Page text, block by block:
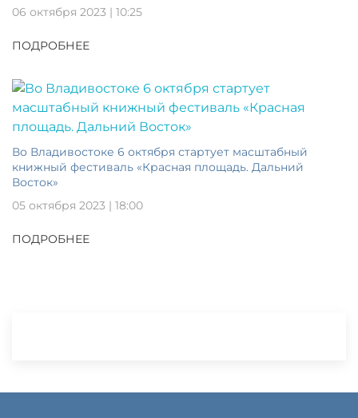
06 октября 2023 | 10:25
ПОДРОБНЕЕ
Во Владивостоке 6 октября стартует масштабный
книжный фестиваль «Красная площадь. Дальний
Восток»
05 октября 2023 | 18:00
ПОДРОБНЕЕ